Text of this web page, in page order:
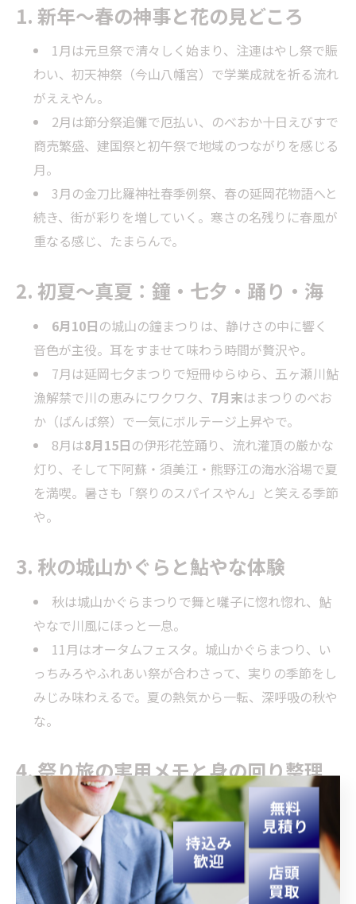
1. 新年〜春の神事と花の見どころ
1月は元旦祭で清々しく始まり、注連はやし祭で賑
わい、初天神祭（今山八幡宮）で学業成就を祈る流れ
がええやん。
2月は節分祭追儺で厄払い、のべおか十日えびすで
商売繁盛、建国祭と初午祭で地域のつながりを感じる
月。
3月の金刀比羅神社春季例祭、春の延岡花物語へと
続き、街が彩りを増していく。寒さの名残りに春風が
重なる感じ、たまらんで。
2. 初夏〜真夏：鐘・七夕・踊り・海
6月10日の城山の鐘まつりは、静けさの中に響く
音色が主役。耳をすませて味わう時間が贅沢や。
7月は延岡七夕まつりで短冊ゆらゆら、五ヶ瀬川鮎
漁解禁で川の恵みにワクワク、 7月末はまつりのべお
か（ばんば祭）で一気にボルテージ上昇やで。
8月は8月15日の伊形花笠踊り、流れ灌頂の厳かな
灯り、そして下阿蘇・須美江・熊野江の海水浴場で夏
を満喫。暑さも「祭りのスパイスやん」と笑える季節
や。
3. 秋の城山かぐらと鮎やな体験
秋は城山かぐらまつりで舞と囃子に惚れ惚れ、鮎
やなで川風にほっと一息。
11月はオータムフェスタ。城山かぐらまつり、い
っちみろやふれあい祭が合わさって、実りの季節をし
みじみ味わえるで。夏の熱気から一転、深呼吸の秋や
な。
4. 祭り旅の実用メモと身の回り整理
準備は「歩きやすい靴・雨具・水分・小銭」を基
本セットに。行事は天候で変わることもあるから、直
前の案内を要チェックやで。
祭り前の身の回り整理には地域のリユース活用も